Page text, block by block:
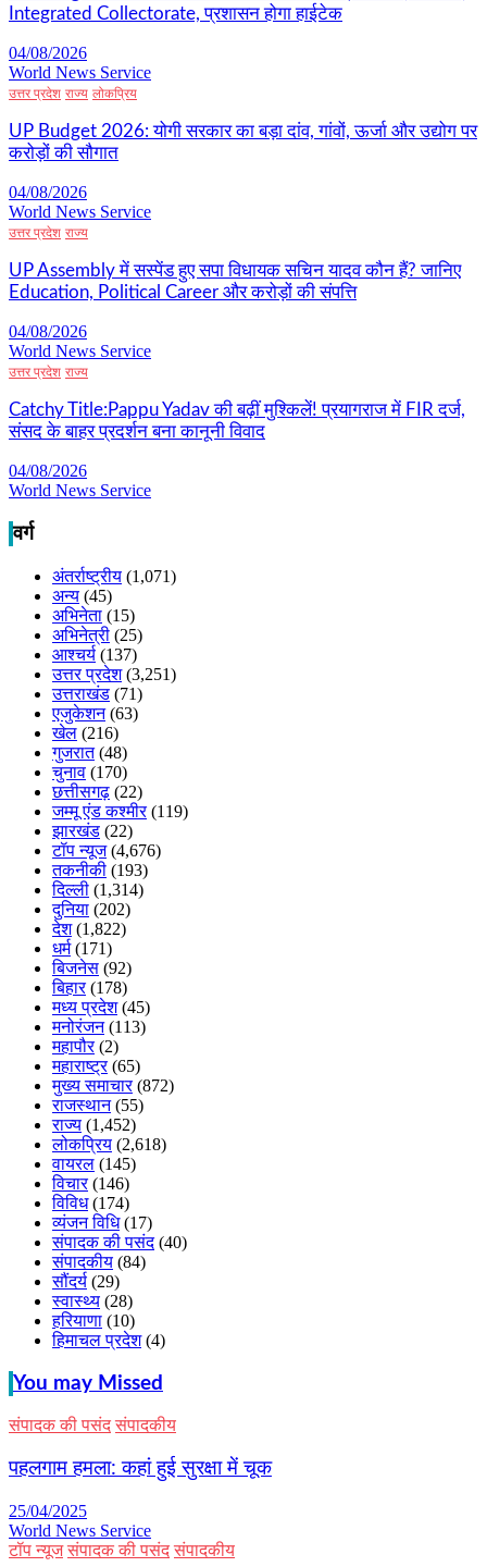
Integrated Collectorate, प्रशासन होगा हाईटेक
04/08/2026
World News Service
उत्तर प्रदेश राज्य लोकप्रिय
UP Budget 2026: योगी सरकार का बड़ा दांव, गांवों, ऊर्जा और उद्योग पर
करोड़ों की सौगात
04/08/2026
World News Service
उत्तर प्रदेश राज्य
UP Assembly में सस्पेंड हुए सपा विधायक सचिन यादव कौन हैं? जानिए
Education, Political Career और करोड़ों की संपत्ति
04/08/2026
World News Service
उत्तर प्रदेश राज्य
Catchy Title:Pappu Yadav की बढ़ीं मुश्किलें! प्रयागराज में FIR दर्ज,
संसद के बाहर प्रदर्शन बना कानूनी विवाद
04/08/2026
World News Service
वर्ग
अंतर्राष्ट्रीय (1,071)
अन्य (45)
अभिनेता (15)
अभिनेत्री (25)
आश्चर्य (137)
उत्तर प्रदेश(3,251)
उत्तराखंड (71)
एजुकेशन(63)
खेल (216)
गुजरात(48)
चुनाव (170)
छत्तीसगढ़ (22)
जम्मू एंड कश्मीर(119)
झारखंड (22)
टॉप न्यूज(4,676)
तकनीकी (193)
दिल्ली (1,314)
दुनिया (202)
देश(1,822)
धर्म(171)
बिजनेस (92)
बिहार(178)
मध्य प्रदेश(45)
मनोरंजन(113)
महापौर(2)
महाराष्ट्र(65)
मुख्य समाचार(872)
राजस्थान(55)
राज्य (1,452)
लोकप्रिय (2,618)
वायरल (145)
विचार(146)
विविध(174)
व्यंजन विधि(17)
संपादक की पसंद(40)
संपादकीय (84)
सौंदर्य (29)
स्वास्थ्य (28)
हरियाणा (10)
हिमाचल प्रदेश(4)
You may Missed
संपादक की पसंद संपादकीय
पहलगाम हमला: कहां हुई सुरक्षा में चूक
25/04/2025
World News Service
टॉप न्यूज संपादक की पसंद संपादकीय